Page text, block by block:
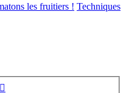
les fruitiers ! Techniques